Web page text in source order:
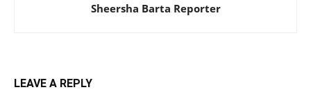
Sheersha Barta Reporter
LEAVE A REPLY